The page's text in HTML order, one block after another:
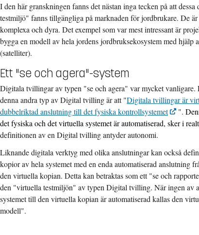
I den här granskningen fanns det nästan inga tecken på att
testmiljö" fanns tillgängliga på marknaden för jordbrukare. De
komplexa och dyra. Det exempel som var mest intressant är
bygga en modell av hela jordens jordbruksekosystem med hjälp
(satelliter).
Ett "se och agera"-system
Digitala tvillingar av typen "se och agera" var mycket
denna andra typ av Digital tvilling är att "Digitala tvillingar är
dubbelriktad anslutning till det fysiska kontrollsystemet
".
det fysiska och det virtuella systemet är automatiserad, sker i
definitionen av en Digital tvilling antyder autonomi.
Liknande digitala verktyg med olika anslutningar kan också
kopior av hela systemet med en enda automatiserad anslutning
den virtuella kopian. Detta kan betraktas som ett "se och
den "virtuella testmiljön" av typen Digital tvilling. När ingen av
systemet till den virtuella kopian är automatiserad kallas den
modell".